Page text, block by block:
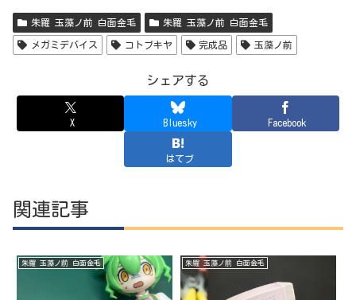
朱羅 玉藻ノ前 白面金毛 朱羅 玉藻ノ前 白面金毛
メガミデバイス コトブキヤ 完成品 玉藻ノ前
シェアする
X Bluesky Facebook
はてブ
関連記事
朱羅 玉藻ノ前 白面金毛 朱羅 玉藻ノ前 白面金毛